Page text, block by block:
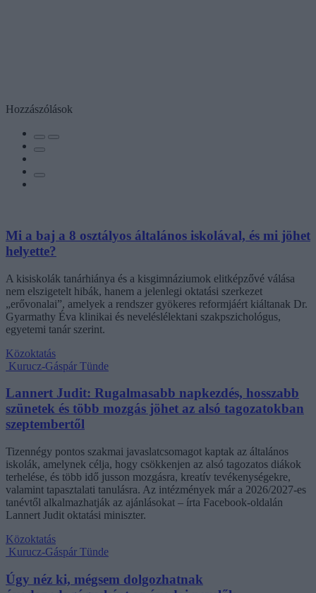
Hozzászólások
Mi a baj a 8 osztályos általános iskolával, és mi jöhet
helyette?
A kisiskolák tanárhiánya és a kisgimnáziumok elitképzővé válása
nem elszigetelt hibák, hanem a jelenlegi oktatási szerkezet
„erővonalai”, amelyek a rendszer gyökeres reformjáért kiáltanak Dr.
Gyarmathy Éva klinikai és neveléslélektani szakpszichológus,
egyetemi tanár szerint.
Közoktatás
Kurucz-Gáspár Tünde
Lannert Judit: Rugalmasabb napkezdés, hosszabb
szünetek és több mozgás jöhet az alsó tagozatokban
szeptembertől
Tizennégy pontos szakmai javaslatcsomagot kaptak az általános
iskolák, amelynek célja, hogy csökkenjen az alsó tagozatos diákok
terhelése, és több idő jusson mozgásra, kreatív tevékenységekre,
valamint tapasztalati tanulásra. Az intézmények már a 2026/2027-es
tanévtől alkalmazhatják az ajánlásokat – írta Facebook-oldalán
Lannert Judit oktatási miniszter.
Közoktatás
Kurucz-Gáspár Tünde
Úgy néz ki, mégsem dolgozhatnak